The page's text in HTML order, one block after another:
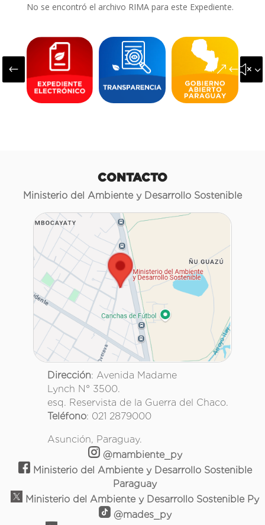
No se encontró el archivo RIMA para este Expediente.
#
CONTACTO
Ministerio del Ambiente y Desarrollo Sostenible
Dirección: Avenida Madame
Lynch N° 3500.
esq. Reservista de la Guerra del Chaco.
Teléfono: 021 2879000
Asunción, Paraguay.
@mambiente_py
Ministerio del Ambiente y Desarrollo Sostenible
Paraguay
Ministerio del Ambiente y Desarrollo Sostenible Py
@mades_py